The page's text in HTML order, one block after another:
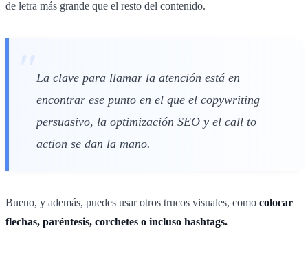
de letra más grande que el resto del contenido.
La clave para llamar la atención está en
encontrar ese punto en el que el copywriting
persuasivo, la optimización SEO y el call to
action se dan la mano.
Bueno, y además, puedes usar otros trucos visuales, como colocar
flechas, paréntesis, corchetes o incluso hashtags.